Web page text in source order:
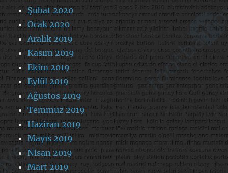
Şubat 2020
Ocak 2020
Aralık 2019
Kasım 2019
Ekim 2019
Eylül 2019
Ağustos 2019
Temmuz 2019
Haziran 2019
Mayıs 2019
Nisan 2019
Mart 2019